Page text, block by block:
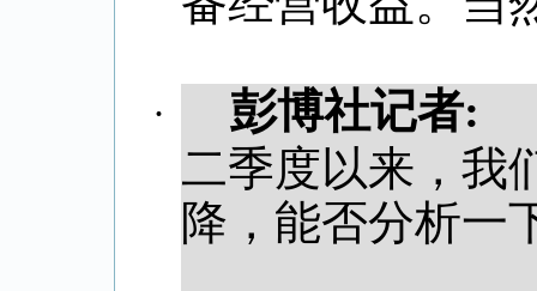
· 彭博社记者:
二季度以来，我
降，能否分析一